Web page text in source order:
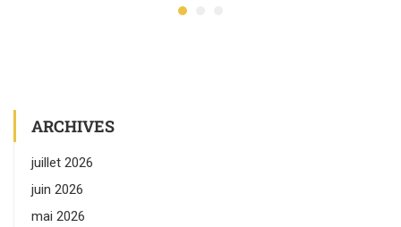
ARCHIVES
juillet 2026
juin 2026
mai 2026